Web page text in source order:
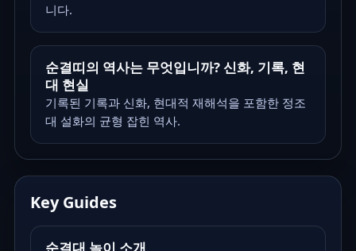
니다.
순결띠의 역사는 무엇입니까? 신화, 기록, 현
대 현실
기록된 기록과 신화, 현대적 재해석을 포함한 정조
대 설화의 균형 잡힌 역사.
Key Guides